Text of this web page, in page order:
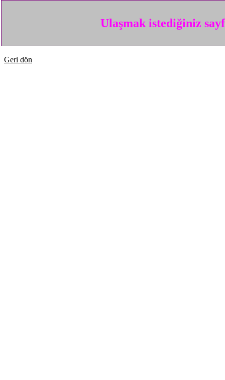
Ulaşmak istediğiniz
Geri dön